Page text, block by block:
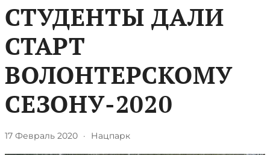
СТУДЕНТЫ ДАЛИ
СТАРТ
ВОЛОНТЕРСКОМУ
СЕЗОНУ-2020
17 Февраль 2020 · Нацпарк